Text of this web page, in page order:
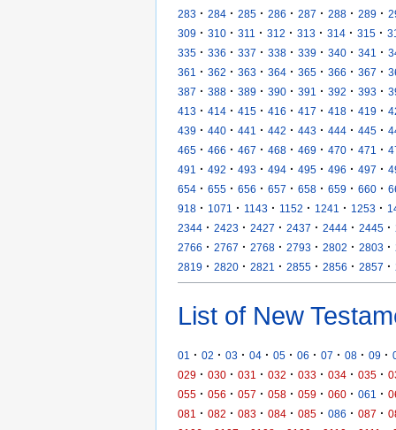
283 · 284 · 285 · 286 · 287 · 288 · 289 ·
309 · 310 · 311 · 312 · 313 · 314 · 315 ·
335 · 336 · 337 · 338 · 339 · 340 · 341 ·
361
· 362 · 363 · 364 · 365 · 366 · 367 ·
387 · 388 · 389 · 390 · 391 · 392 · 393 ·
413 · 414 · 415 · 416 · 417 · 418 · 419 ·
439 · 440 · 441 · 442 · 443 · 444 · 445 ·
465 · 466 · 467 · 468 · 469 · 470 · 471 ·
491
· 492 · 493 · 494 · 495 · 496 · 497 ·
654 · 655 · 656 · 657 · 658 · 659 · 660 ·
918 · 1071 · 1143 · 1152 · 1241 · 1253 ·
2344 · 2423 · 2427 · 2437 · 2444 · 2445 ·
2766 · 2767 · 2768 · 2793 · 2802 · 2803 ·
2819 · 2820 · 2821 · 2855 · 2856 · 2857 ·
List of New
01 · 02 · 03 · 04 · 05 · 06 · 07 · 08 · 09 ·
029 · 030 · 031 · 032 · 033 · 034 · 035 ·
055 · 056 · 057 · 058 · 059 · 060 · 061 ·
081
· 082 · 083 · 084 · 085 · 086 · 087 ·